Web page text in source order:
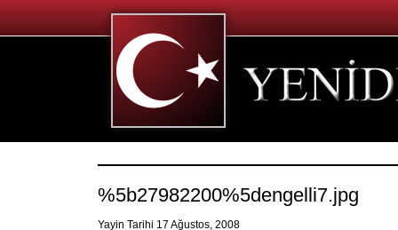
%5b27982200%5dengelli7.jpg
Yayin Tarihi 17 Ağustos, 2008